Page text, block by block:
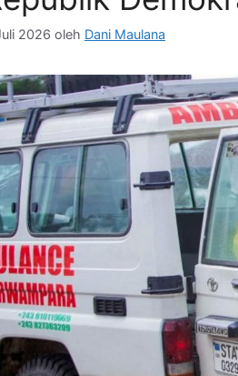
2026 oleh Dani Maulana